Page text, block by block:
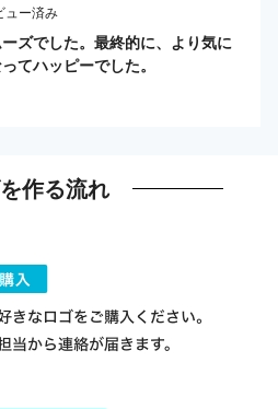
ュー済み
ズでした。最終的に、より気に
てハッピーでした。
作る流れ